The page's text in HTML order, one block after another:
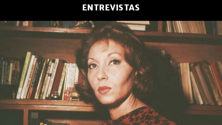
ENTREVISTAS